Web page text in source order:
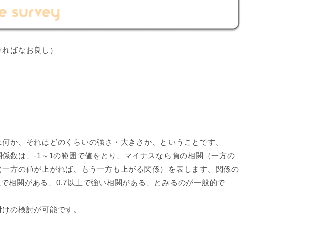
ばなお良し）
か、それはどのくらいの強さ・大きさか、ということです。
数は、-1～1の範囲で値をとり、マイナスなら負の相関（一方の
方の値が上がれば、もう一方も上がる関係）を表します。関係の
相関がある、0.7以上で強い相関がある、とみるのが一般的で
の検討が可能です。